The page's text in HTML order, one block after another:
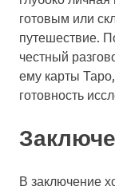
готовым или
путешествие.
честный
ему карты
готовность
В заключение